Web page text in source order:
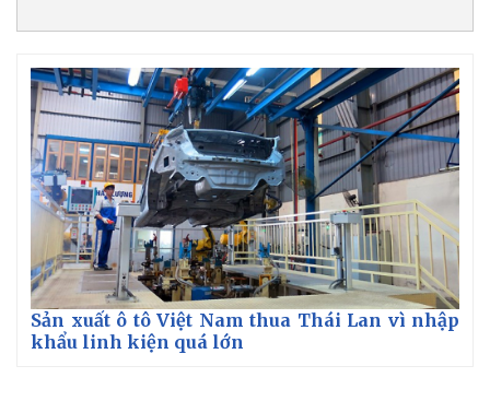
Sản xuất ô tô Việt Nam thua Thái Lan vì nhập
khẩu linh kiện quá lớn